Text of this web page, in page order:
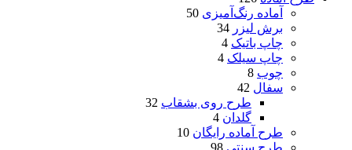
آماده رنگ‌آمیزی 50
برش لیزر 34
چاپ باتیک 4
چاپ سیلک 4
چوب 8
سفال 42
طرح روی بشقاب 32
گلدان 4
طرح آماده رایگان 10